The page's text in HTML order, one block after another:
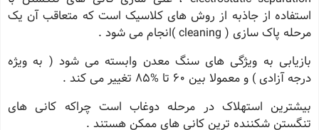
استفاده از جاذبه از روش های کلاسیک است که متعاقب آن یک
مرحله پاک سازی ( cleaning )انجام می شود .
بازیابی به ویژگی های سنگ معدن وابسته می شود ( به ویژه
درجه آزادی ) و معمولا بین 60 تا %85 تغییر می کند .
بیشترین استهلاک در مرحله دوغاب است چراکه کانی های
تنگستن شکننده ترین کانی های ممکن هستند .